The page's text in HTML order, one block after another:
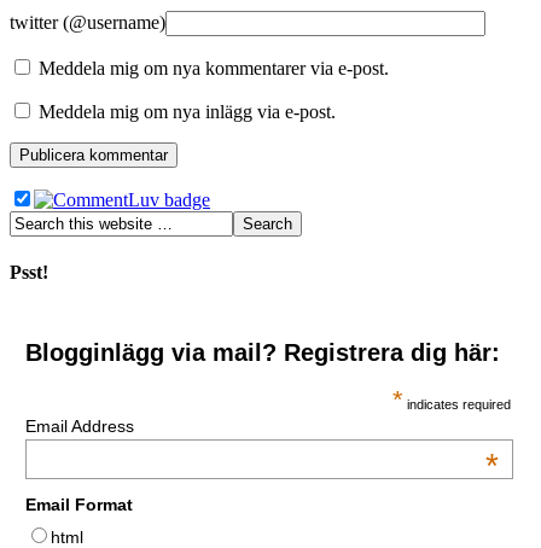
twitter (@username)
Meddela mig om nya kommentarer via e-post.
Meddela mig om nya inlägg via e-post.
Psst!
Blogginlägg via mail? Registrera dig här:
* indicates required
Email Address
*
Email Format
html